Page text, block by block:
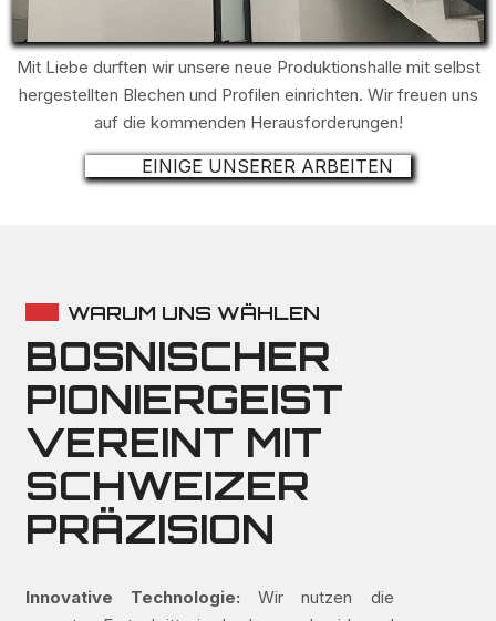
Mit Liebe durften wir unsere neue Produktionshalle mit selbst
hergestellten Blechen und Profilen einrichten. Wir freuen uns
auf die kommenden Herausforderungen!
EINIGE UNSERER ARBEITEN
WARUM UNS WÄHLEN
BOSNISCHER
PIONIERGEIST
VEREINT MIT
SCHWEIZER
PRÄZISION
Innovative Technologie: Wir nutzen die